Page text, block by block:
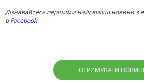
Дізнавайтесь першими найсвіжіші новини з
вFacebook
ОТРИМУВАТИ